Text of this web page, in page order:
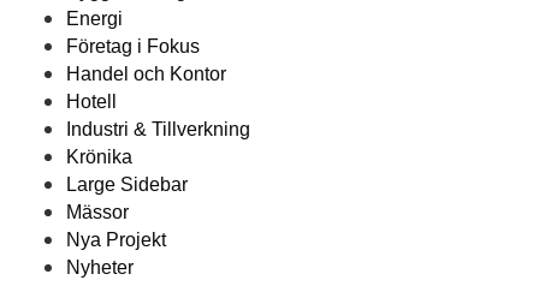
Energi
Företag i Fokus
Handel och Kontor
Hotell
Industri & Tillverkning
Krönika
Large Sidebar
Mässor
Nya Projekt
Nyheter